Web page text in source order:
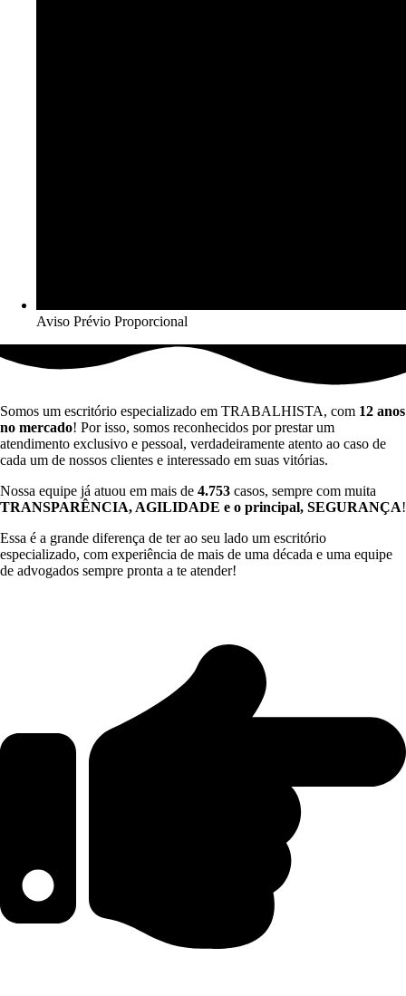
Aviso Prévio Proporcional​
Somos um escritório especializado em TRABALHISTA, com 12 anos
no mercado! Por isso, somos reconhecidos por prestar um
atendimento exclusivo e pessoal, verdadeiramente atento ao caso de
cada um de nossos clientes e interessado em suas vitórias.
Nossa equipe já atuou em mais de 4.753 casos, sempre com muita
TRANSPARÊNCIA, AGILIDADE e o principal, SEGURANÇA!
Essa é a grande diferença de ter ao seu lado um escritório
especializado, com experiência de mais de uma década e uma equipe
de advogados sempre pronta a te atender!